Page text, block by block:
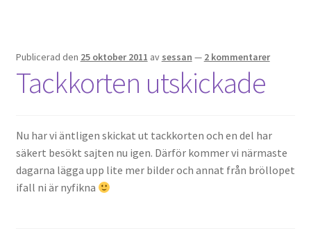
Publicerad den 25 oktober 2011 av sessan — 2 kommentarer
Tackkorten utskickade
Nu har vi äntligen skickat ut tackkorten och en del har
säkert besökt sajten nu igen. Därför kommer vi närmaste
dagarna lägga upp lite mer bilder och annat från bröllopet
ifall ni är nyfikna